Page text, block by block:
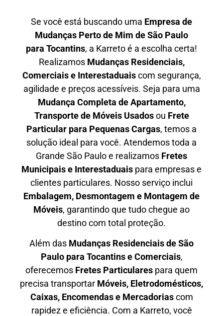
Se você está buscando uma Empresa de
Mudanças Perto de Mim de São Paulo
para Tocantins, a Karreto é a escolha certa!
Realizamos Mudanças Residenciais,
Comerciais e Interestaduaiscom segurança,
agilidade e preços acessíveis. Seja para uma
Mudança Completa de Apartamento,
Transporte de Móveis Usadosou Frete
Particular para Pequenas Cargas, temos a
solução ideal para você. Atendemostoda a
Grande São Pauloe realizamos Fretes
Municipais e Interestaduais para empresas e
clientes particulares. Nosso serviço inclui
Embalagem, Desmontagem e Montagem de
Móveis, garantindo que tudo chegue ao
destino com total proteção.
Além das Mudanças Residenciais de São
Paulo para Tocantins e Comerciais,
oferecemos Fretes Particulares para quem
precisa transportar Móveis, Eletrodomésticos,
Caixas, Encomendas e Mercadoriascom
rapidez e eficiência. Com a Karreto, você